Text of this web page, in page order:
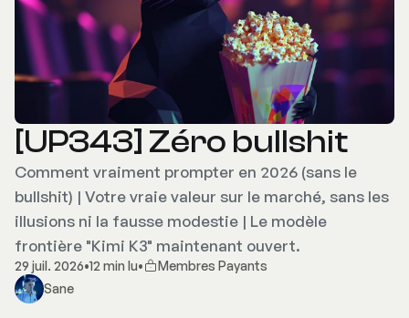
[UP343] Zéro bullshit
Comment vraiment prompter en 2026 (sans le
bullshit) | Votre vraie valeur sur le marché, sans les
illusions ni la fausse modestie | Le modèle
frontière "Kimi K3" maintenant ouvert.
29 juil. 2026•12 min lu•
Membres Payants
Sane